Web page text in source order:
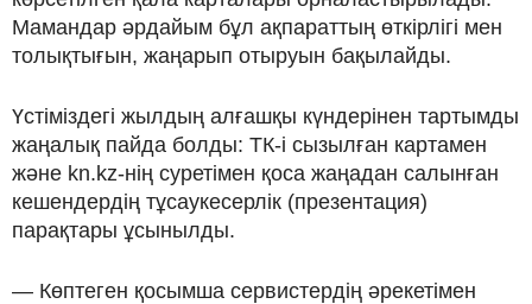
Мамандар әрдайым бұл ақпараттың өткірлігі мен
толықтығын, жаңарып отыруын бақылайды.
Үстіміздегі жылдың алғашқы күндерінен тартымды
жаңалық пайда болды: ТК-і сызылған картамен
және kn.kz-нің суретімен қоса жаңадан салынған
кешендердің тұсаукесерлік (презентация)
парақтары ұсынылды.
— Көптеген қосымша сервистердің әрекетімен